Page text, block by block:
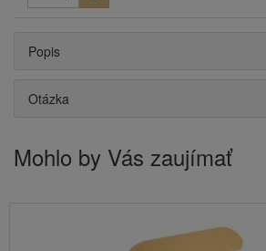
Popis
Otázka
Mohlo by Vás zaujímať